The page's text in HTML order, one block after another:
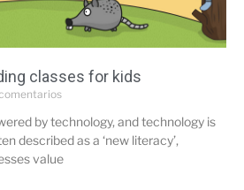
classes for kids
by technology, and technology is
described as a ‘new literacy’,
value